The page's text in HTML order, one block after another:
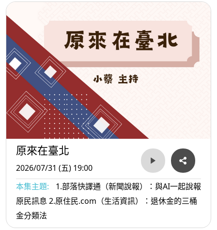
原來在臺北
2026/07/31 (五) 19:00
本集主題:
1.部落快譯通（新聞說報）：與AI一起說報
原民訊息 2.原住民.com（生活資訊）：退休金的三桶
金分類法